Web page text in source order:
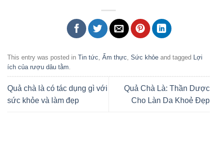
This entry was posted in Tin tức Ẩm thực Sức khỏe and tagged
Lợi
ích của rượu dâu tằm
Quả chà là có tác dụng gì với
sức khỏe và làm đẹp
Quả Chà Là: Thần Dược
Cho Làn Da Khoẻ Đẹp